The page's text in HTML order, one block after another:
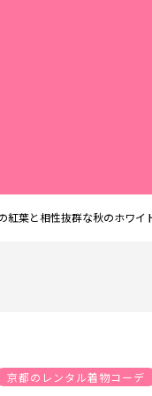
紅葉と相性抜群な秋のホワイ
京都のレンタル着物コーデ